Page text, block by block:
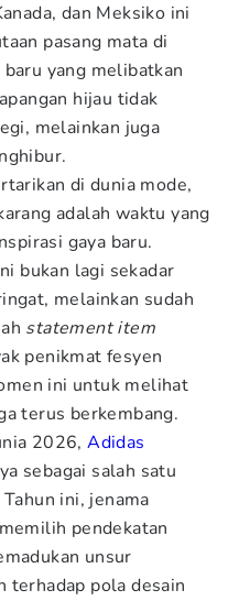
dan Meksiko ini
pasang mata di
yang melibatkan
hijau tidak
melainkan juga
di dunia mode,
adalah waktu yang
gaya baru.
bukan lagi sekadar
melainkan sudah
statement item
penikmat fesyen
ini untuk melihat
terus berkembang.
2026,Adidas
sebagai salah satu
ini, jenama
pendekatan
unsur
terhadap pola desain